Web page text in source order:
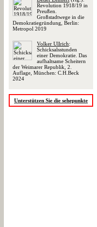
Revolution 1918/19 in
Preußen.
Großstadtwege in die
Demokratiegründung, Berlin:
Metropol 2019
Volker Ullrich:
Schicksalsstunden
einer Demokratie. Das
aufhaltsame Scheitern
der Weimarer Republik, 2.
Auflage, München: C.H.Beck
2024
Unterstützen Sie die sehepunkte